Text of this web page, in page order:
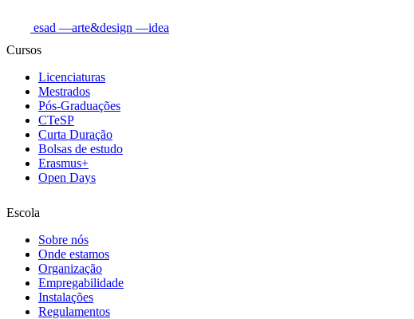
esad —arte&design —idea
Cursos
Licenciaturas
Mestrados
Pós-Graduações
CTeSP
Curta Duração
Bolsas de estudo
Erasmus+
Open Days
Escola
Sobre nós
Onde estamos
Organização
Empregabilidade
Instalações
Regulamentos